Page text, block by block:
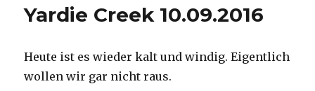
Yardie Creek 10.09.2016
Heute ist es wieder kalt und windig. Eigentlich
wollen wir gar nicht raus.